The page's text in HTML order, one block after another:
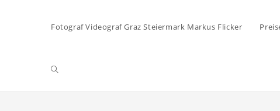
Fotograf Videograf Graz Steiermark Markus Flicker
Website-